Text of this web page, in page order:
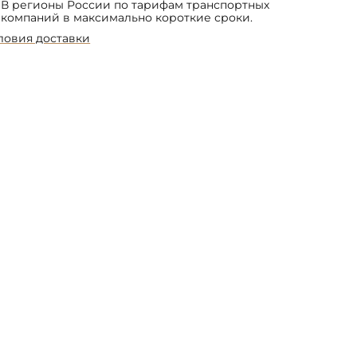
В регионы России по тарифам транспортных
компаний в максимально короткие сроки.
доставки